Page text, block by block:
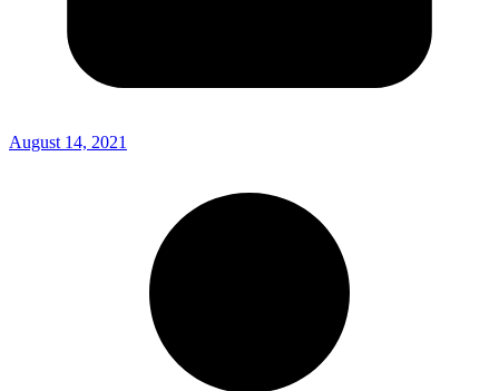
August 14, 2021